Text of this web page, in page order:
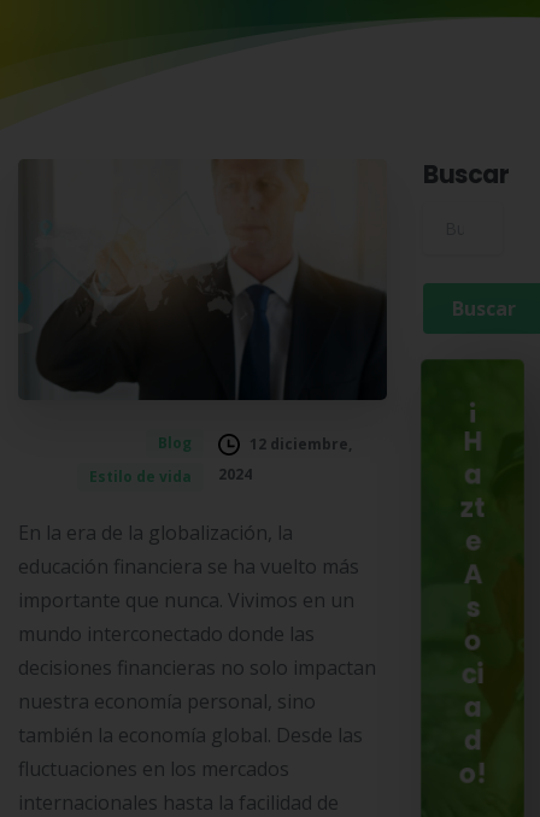
Blog
Estilo de vida
12 diciembre,
2024
En la era de la globalización, la
educación financiera se ha vuelto más
importante que nunca. Vivimos en un
mundo interconectado donde las
decisiones financieras no solo impactan
nuestra economía personal, sino
también la economía global. Desde las
fluctuaciones en los mercados
internacionales hasta la facilidad de
Buscar
¡
H
a
zt
e
A
s
o
ci
a
d
o!